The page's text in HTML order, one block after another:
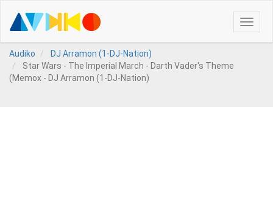
Toggle
Audiko
DJ Arramon (1-DJ-Nation)
Star Wars - The Imperial March - Darth Vader's Theme
(Memox - DJ Arramon (1-DJ-Nation)